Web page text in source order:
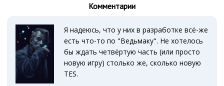
Комментарии
Я надеюсь, что у них в разработке всё-же
есть что-то по "Ведьмаку". Не хотелось
бы ждать четвёртую часть (или просто
новую игру) столько же, сколько новую
TES.